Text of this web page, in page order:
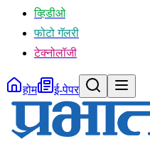
व्हिडीओ
फोटो गॅलरी
टेक्नोलॉजी
होम ई-पेपर